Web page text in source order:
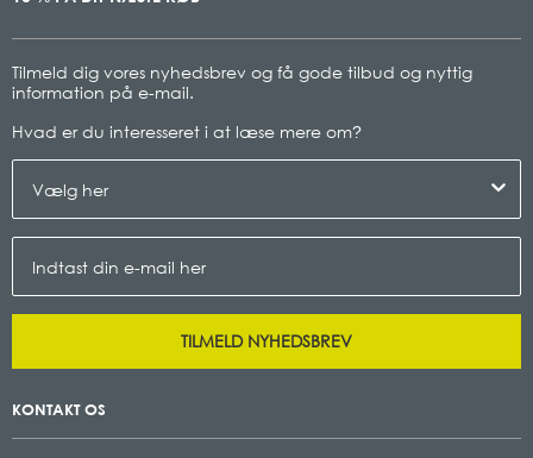
Tilmeld dig vores nyhedsbrev og få gode tilbud og nyttig
information på e-mail.
Hvad er du interesseret i at læse mere om?
TILMELD NYHEDSBREV
KONTAKT OS